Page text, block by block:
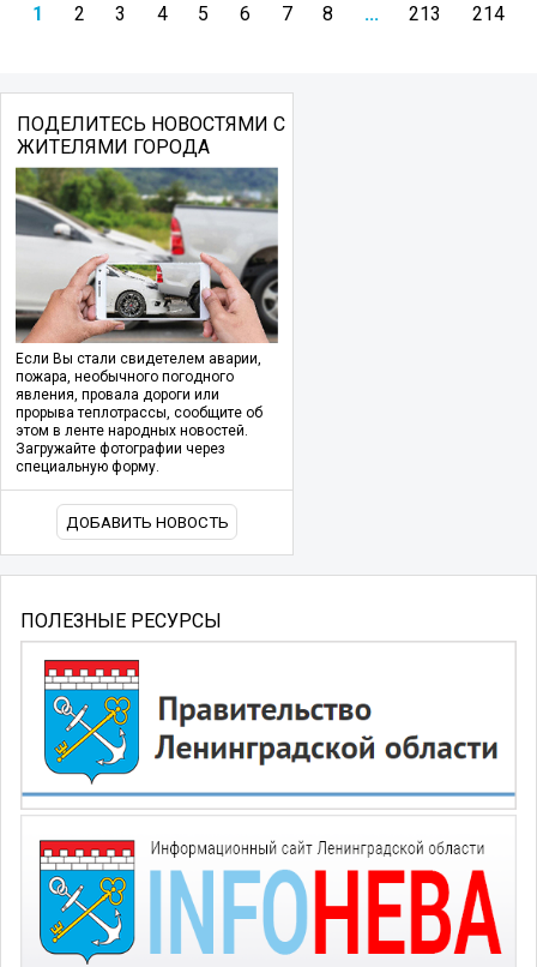
1 2 3 4 5 6 7 8 ... 213 214
ПОДЕЛИТЕСЬ НОВОСТЯМИ С
ЖИТЕЛЯМИ ГОРОДА
Если Вы стали свидетелем аварии,
пожара, необычного погодного
явления, провала дороги или
прорыва теплотрассы, сообщите об
этом в ленте народных новостей.
Загружайте фотографии через
специальную форму.
ДОБАВИТЬ НОВОСТЬ
ПОЛЕЗНЫЕ РЕСУРСЫ